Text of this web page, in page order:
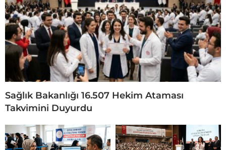
Sağlık Bakanlığı 16.507 Hekim Ataması
Takvimini Duyurdu